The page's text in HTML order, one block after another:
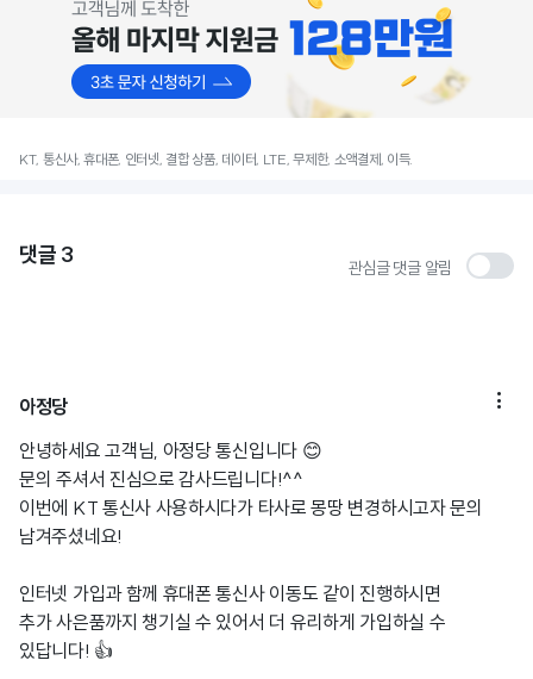
KT, 통신사, 휴대폰, 인터넷, 결합 상품, 데이터, LTE, 무제한, 소액결제, 이득.
댓글 3 관심글 댓글 알림
아정당 
안녕하세요 고객님, 아정당 통신입니다 😊
문의 주셔서 진심으로 감사드립니다!^^
이번에 KT 통신사 사용하시다가 타사로 몽땅 변경하시고자 문의
남겨주셨네요!
인터넷 가입과 함께 휴대폰 통신사 이동도 같이 진행하시면
추가 사은품까지 챙기실 수 있어서 더 유리하게 가입하실 수
있답니다! 👍